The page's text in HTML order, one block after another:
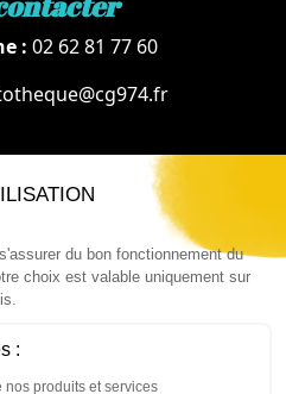
: 02 62 81 77 60